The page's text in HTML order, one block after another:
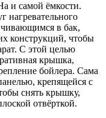
и самой ёмкости.
нагревательного
в бак,
конструкций, чтобы
С этой целью
крышка,
бойлера. Сама
крепящейся с
снять крышку,
отвёрткой.